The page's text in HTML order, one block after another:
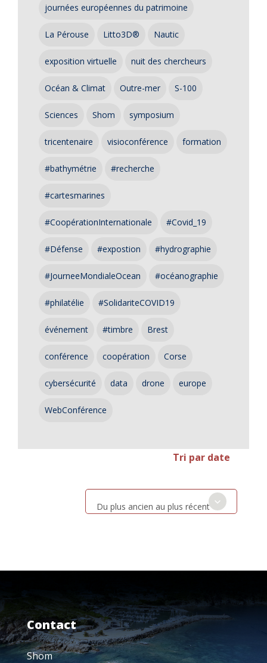
journées européennes du patrimoine
La Pérouse Litto3D® Nautic
exposition virtuelle nuit des chercheurs
Océan & Climat Outre-mer S-100
Sciences Shom symposium
tricentenaire visioconférence formation
#bathymétrie #recherche
#cartesmarines
#CoopérationInternationale #Covid_19
#Défense #expostion #hydrographie
#JourneeMondialeOcean #océanographie
#philatélie #SolidariteCOVID19
événement #timbre Brest
conférence coopération Corse
cybersécurité data drone europe
WebConférence
Tri par date
Du plus ancien au plus récent
Contact
Shom